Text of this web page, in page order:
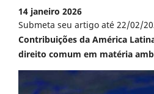
14 janeiro 2026
Submeta seu artigo até 22/02/
Contribuições da América
direito comum em matéria